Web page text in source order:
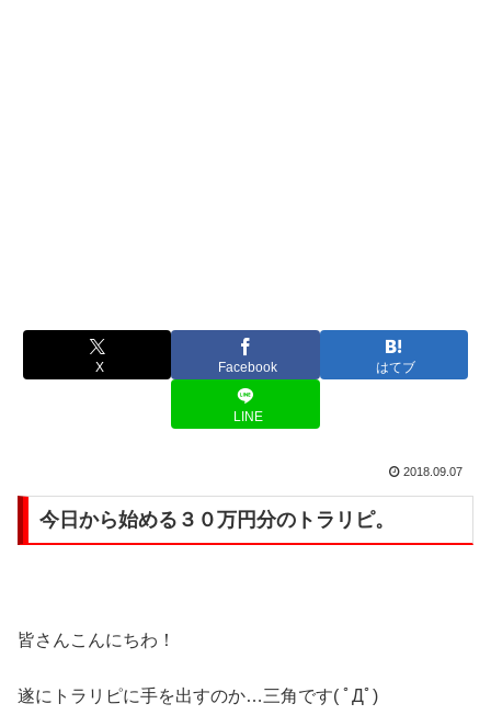
X Facebook はてブ
LINE
2018.09.07
今日から始める３０万円分のトラリピ。
皆さんこんにちわ！
遂にトラリピに手を出すのか…三角です( ﾟДﾟ)